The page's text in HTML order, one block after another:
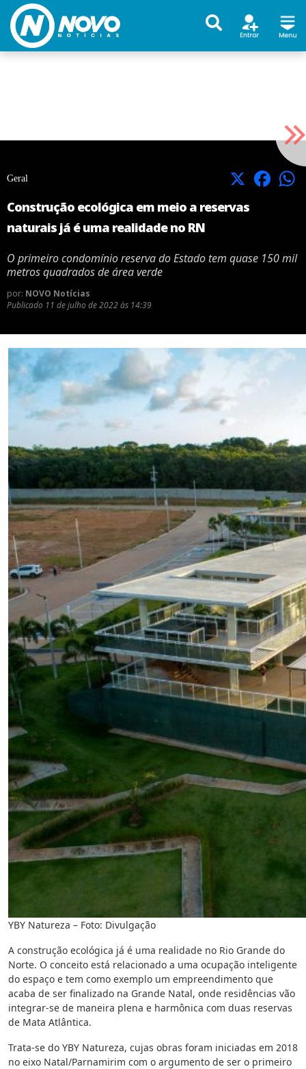
Geral X Facebook
Construção ecológica em meio a reservas
naturais já é uma realidade no RN
O primeiro condomínio reserva do Estado tem quase 150 mil
metros quadrados de área verde
por: NOVO Notícias
Publicado 11 de julho de 2022 às 14:39
YBY Natureza – Foto: Divulgação
A construção ecológica já é uma realidade no Rio Grande do
Norte. O conceito está relacionado a uma ocupação inteligente
do espaço e tem como exemplo um empreendimento que
acaba de ser finalizado na Grande Natal, onde residências vão
integrar-se de maneira plena e harmônica com duas reservas
de Mata Atlântica.
Trata-se do YBY Natureza, cujas obras foram iniciadas em 2018
no eixo Natal/Parnamirim com o argumento de ser o primeiro